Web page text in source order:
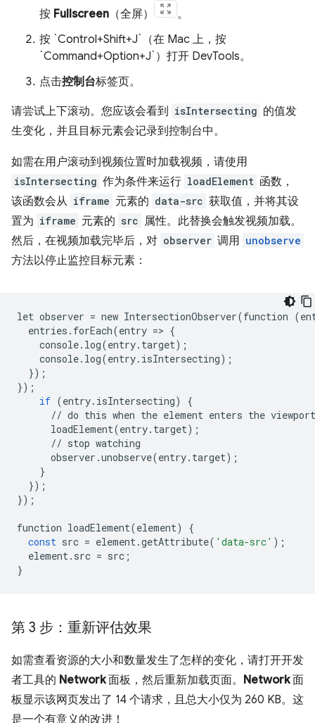
按 Fullscreen （全屏）
。
按 `Control+Shift+J`（在 Mac 上，按
`Command+Option+J`）打开 DevTools。
点击控制台标签页。
请尝试上下滚动。您应该会看到 isIntersecting 的值发
生变化，并且目标元素会记录到控制台中。
如需在用户滚动到视频位置时加载视频，请使用
isIntersecting 作为条件来运行 loadElement 函数，
该函数会从 iframe 元素的 data-src 获取值，并将其设
置为 iframe 元素的 src 属性。此替换会触发视频加载。
然后，在视频加载完毕后，对 observer 调用 unobserve
方法以停止监控目标元素：
let observer = new IntersectionObserver(function (
entries . forEach(entry => {
console. log(entry. target);
console. log(entry. isIntersecting);
});
});
if (entry. isIntersecting)
{
// do this when the element enters the viewport
loadElement(entry. target);
// stop watching
observer .unobserve(entry. target);
}
});
});
function loadElement(element)
{
const src = element.getAttribute( 'data-src' );
element. src = src ;
}
第 3 步：重新评估效果
如需查看资源的大小和数量发生了怎样的变化，请打开开发
者工具的 Network面板，然后重新加载页面。 Network面
板显示该网页发出了 14 个请求，且总大小仅为 260 KB。这
是一个有意义的改进！